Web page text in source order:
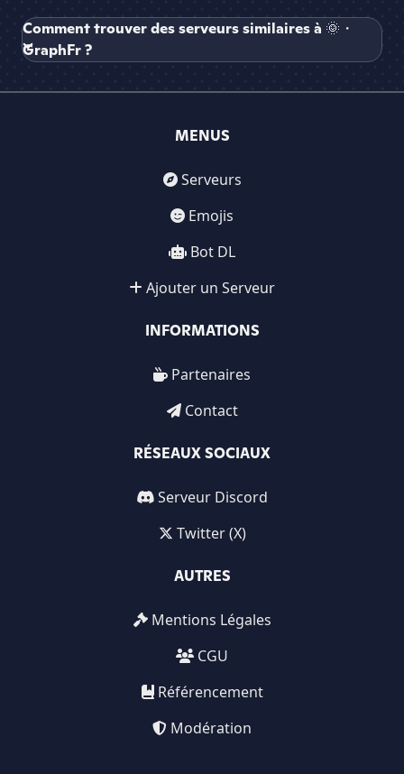
Comment trouver des serveurs similaires à 🌞・
GraphFr ?
MENUS
Serveurs
Emojis
Bot DL
Ajouter un Serveur
INFORMATIONS
Partenaires
Contact
RÉSEAUX SOCIAUX
Serveur Discord
Twitter (X)
AUTRES
Mentions Légales
CGU
Référencement
Modération